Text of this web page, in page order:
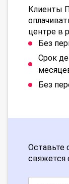
Клиенты
центре в
Без
Срок
Без
Оставьте
свяжется